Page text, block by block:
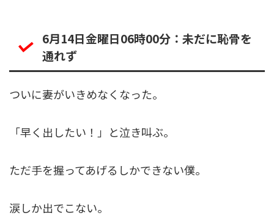
6月14日金曜日06時00分：未だに恥骨を
通れず
ついに妻がいきめなくなった。
「早く出したい！」と泣き叫ぶ。
ただ手を握ってあげるしかできない僕。
涙しか出でこない。